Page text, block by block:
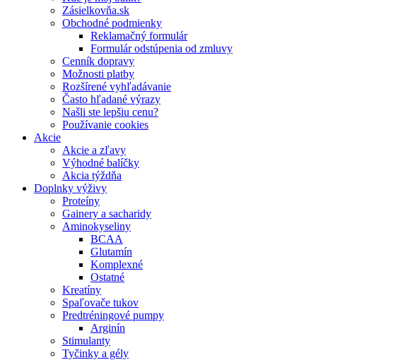
Zásielkovňa.sk
Obchodné podmienky
Reklamačný formulár
Formulár odstúpenia od zmluvy
Cenník dopravy
Možnosti platby
Rozšírené vyhľadávanie
Často hľadané výrazy
Našli ste lepšiu cenu?
Používanie cookies
Akcie
Akcie a zľavy
Výhodné balíčky
Akcia týždňa
Doplnky výživy
Proteíny
Gainery a sacharidy
Aminokyseliny
BCAA
Glutamín
Komplexné
Ostatné
Kreatíny
Spaľovače tukov
Predtréningové pumpy
Arginín
Stimulanty
Tyčinky a gély